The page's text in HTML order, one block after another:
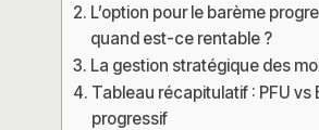
L’option pour le barème
quand est-ce rentable ?
La gestion stratégique des
Tableau récapitulatif : PFU vs
progressif